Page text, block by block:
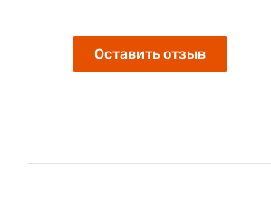
Скорость печати 127 мм/с;
Оставить отзыв